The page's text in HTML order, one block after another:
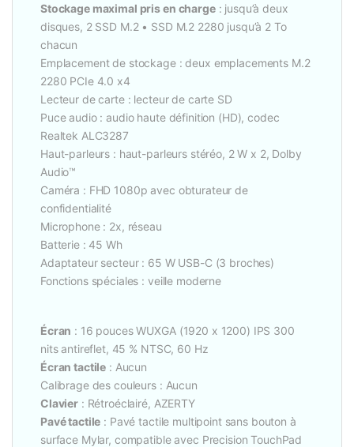
Stockage maximal pris en charge: jusqu’à deux
disques, 2 SSD M.2 • SSD M.2 2280 jusqu’à 2 To
chacun
Emplacement de stockage : deux emplacements M.2
2280 PCIe 4.0 x4
Lecteur de carte : lecteur de carte SD
Puce audio : audio haute définition (HD), codec
Realtek ALC3287
Haut-parleurs : haut-parleurs stéréo, 2 W x 2, Dolby
Audio™
Caméra : FHD 1080p avec obturateur de
confidentialité
Microphone : 2x, réseau
Batterie : 45 Wh
Adaptateur secteur : 65 W USB-C (3 broches)
Fonctions spéciales : veille moderne
Écran : 16 pouces WUXGA (1920 x 1200) IPS 300
nits antireflet, 45 % NTSC, 60 Hz
Écran tactile : Aucun
Calibrage des couleurs : Aucun
Clavier : Rétroéclairé, AZERTY
Pavé tactile : Pavé tactile multipoint sans bouton à
surface Mylar, compatible avec Precision TouchPad